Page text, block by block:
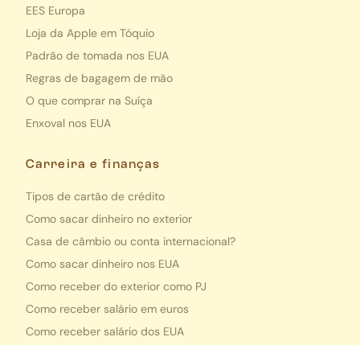
EES Europa
Loja da Apple em Tóquio
Padrão de tomada nos EUA
Regras de bagagem de mão
O que comprar na Suíça
Enxoval nos EUA
Carreira e finanças
Tipos de cartão de crédito
Como sacar dinheiro no exterior
Casa de câmbio ou conta internacional?
Como sacar dinheiro nos EUA
Como receber do exterior como PJ
Como receber salário em euros
Como receber salário dos EUA